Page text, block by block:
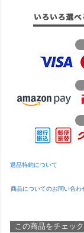
返品特約について
商品についてのお問い合わ
この商品をチェッ